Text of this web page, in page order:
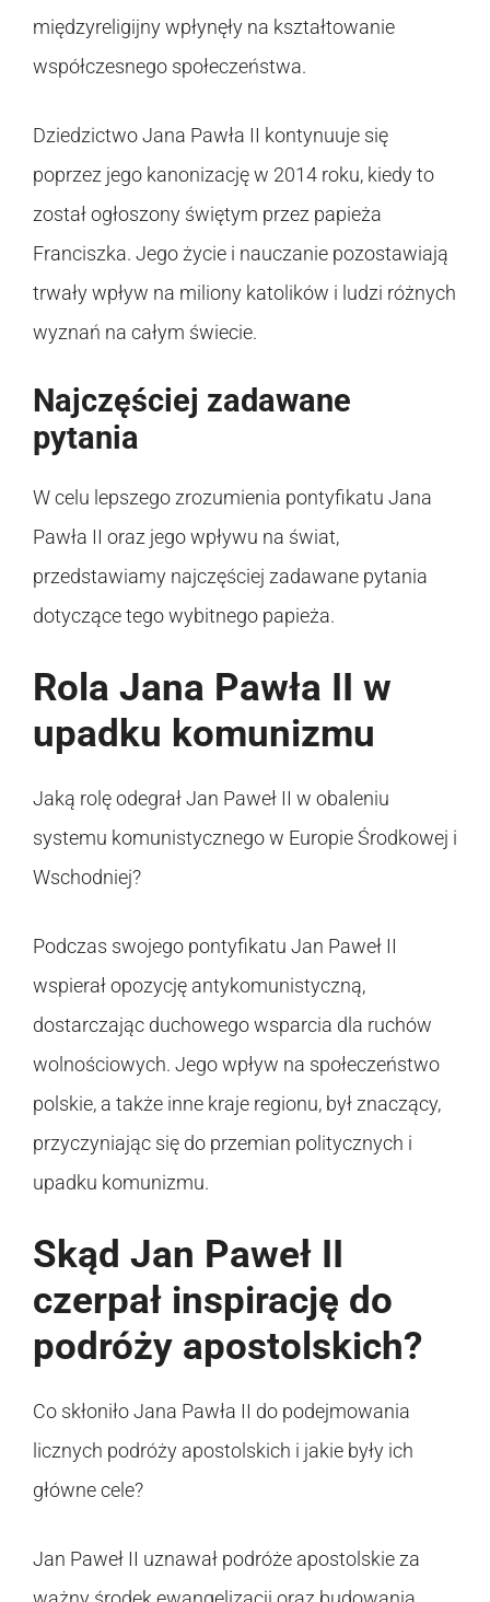
międzyreligijny wpłynęły na kształtowanie
współczesnego społeczeństwa.
Dziedzictwo Jana Pawła II kontynuuje się
poprzez jego kanonizację w 2014 roku, kiedy to
został ogłoszony świętym przez papieża
Franciszka. Jego życie i nauczanie pozostawiają
trwały wpływ na miliony katolików i ludzi różnych
wyznań na całym świecie.
Najczęściej zadawane
pytania
W celu lepszego zrozumienia pontyfikatu Jana
Pawła II oraz jego wpływu na świat,
przedstawiamy najczęściej zadawane pytania
dotyczące tego wybitnego papieża.
Rola Jana Pawła II w
upadku komunizmu
Jaką rolę odegrał Jan Paweł II w obaleniu
systemu komunistycznego w Europie Środkowej i
Wschodniej?
Podczas swojego pontyfikatu Jan Paweł II
wspierał opozycję antykomunistyczną,
dostarczając duchowego wsparcia dla ruchów
wolnościowych. Jego wpływ na społeczeństwo
polskie, a także inne kraje regionu, był znaczący,
przyczyniając się do przemian politycznych i
upadku komunizmu.
Skąd Jan Paweł II
czerpał inspirację do
podróży apostolskich?
Co skłoniło Jana Pawła II do podejmowania
licznych podróży apostolskich i jakie były ich
główne cele?
Jan Paweł II uznawał podróże apostolskie za